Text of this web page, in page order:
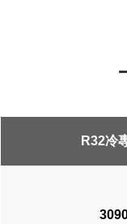
R32冷